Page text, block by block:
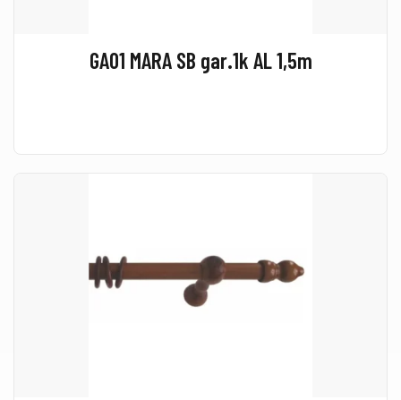
GA01 MARA SB gar.1k AL 1,5m